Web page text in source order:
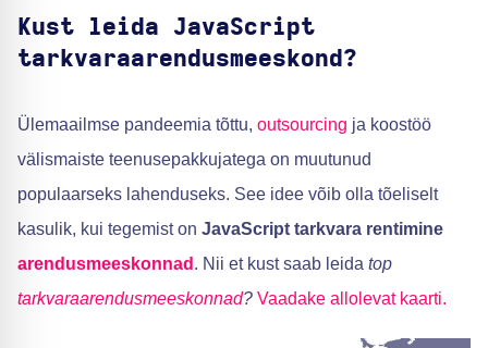
Kust leida JavaScript
tarkvaraarendusmeeskond?
Ülemaailmse pandeemia tõttu, outsourcing ja koostöö
välismaiste teenusepakkujatega on muutunud
populaarseks lahenduseks. See idee võib olla tõeliselt
kasulik, kui tegemist on JavaScript tarkvara rentimine
arendusmeeskonnad . Nii et kust saab leida top
tarkvaraarendusmeeskonnad? Vaadake allolevat kaarti.